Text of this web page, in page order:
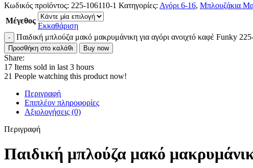
Κωδικός προϊόντος: 225-106110-1 Κατηγορίες: Αγόρι 6-16, Μπλουζάκια
Μέγεθος
Εκκαθάριση
Παιδική μπλούζα μακό μακρυμάνικη για αγόρι ανοιχτό καφέ Funky
Προσθήκη στο καλάθι Buy now
Share:
17 Items sold in last 3 hours
21 People watching this product now!
Περιγραφή
Επιπλέον πληροφορίες
Αξιολογήσεις (0)
Περιγραφή
Παιδική μπλούζα μακό